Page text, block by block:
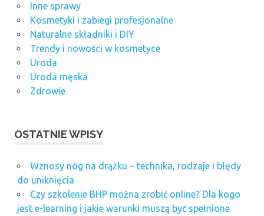
Inne sprawy
Kosmetyki i zabiegi profesjonalne
Naturalne składniki i DIY
Trendy i nowości w kosmetyce
Uroda
Uroda męska
Zdrowie
OSTATNIE WPISY
Wznosy nóg na drążku – technika, rodzaje i błędy
do uniknięcia
Czy szkolenie BHP można zrobić online? Dla kogo
jest e-learning i jakie warunki muszą być spełnione